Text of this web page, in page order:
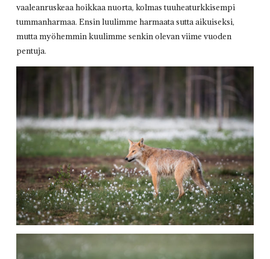
vaaleanruskeaa hoikkaa nuorta, kolmas tuuheaturkkisempi
tummanharmaa. Ensin luulimme harmaata sutta aikuiseksi,
mutta myöhemmin kuulimme senkin olevan viime vuoden
pentuja.